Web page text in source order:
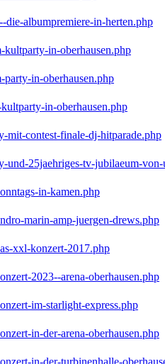
die-albumpremiere-in-herten.php
kultparty-in-oberhausen.php
party-in-oberhausen.php
in-oberhausen.php
mit-contest-finale-dj-hitparade.php
und-25jaehriges-tv-jubilaeum-
in-kamen.php
marin-amp-juergen-drews.php
xxl-konzert-2017.php
2023--arena-oberhausen.php
im-starlight-express.php
in-der-arena-oberhausen.php
in-der-turbinenhalle-